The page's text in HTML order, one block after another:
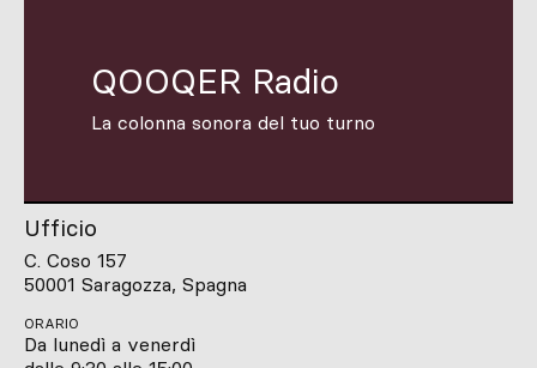
QOOQER Radio
La colonna sonora del tuo turno
Ufficio
C. Coso 157
50001 Saragozza, Spagna
ORARIO
Da lunedì a venerdì